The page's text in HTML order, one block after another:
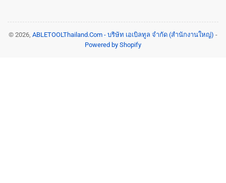
© 2026, ABLETOOLThailand.Com - บริษัท เอเบิลทูล จำกัด (สำนักงานใหญ่) -
Powered by Shopify